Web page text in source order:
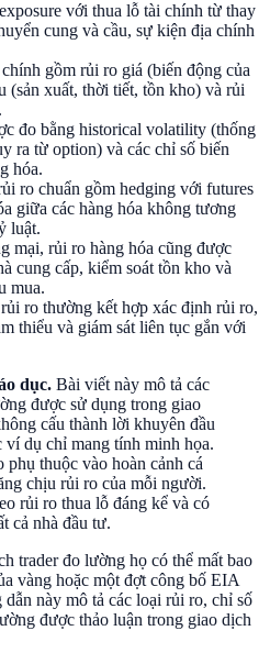
với thua lỗ tài chính từ thay
cung và cầu, sự kiện địa chính
gồm rủi ro giá (biến động của
(sản xuất, thời tiết, tồn kho) và rủi
đo bằng historical volatility (thống
ra từ option) và các chỉ số biến
hóa.
ro chuẩn gồm hedging với futures
giữa các hàng hóa không tương
luật.
mại, rủi ro hàng hóa cũng được
cung cấp, kiểm soát tồn kho và
mua.
ro thường kết hợp xác định rủi ro,
thiểu và giám sát liên tục gắn với
dục. Bài viết này mô tả các
được sử dụng trong giao
cấu thành lời khuyên đầu
dụ chỉ mang tính minh họa.
thuộc vào hoàn cảnh cá
chịu rủi ro của mỗi người.
rủi ro thua lỗ đáng kể và có
cả nhà đầu tư.
trader đo lường họ có thể mất bao
vàng hoặc một đợt công bố EIA
này mô tả các loại rủi ro, chỉ số
được thảo luận trong giao dịch